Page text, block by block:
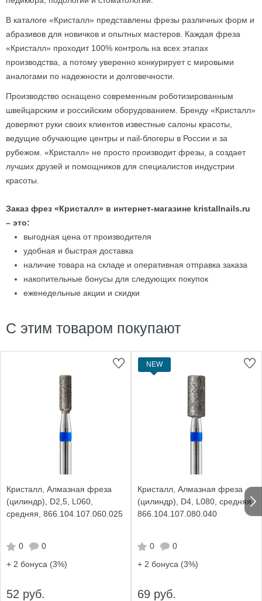
В каталоге «Кристалл» представлены фрезы различных форм и
абразивов для новичков и опытных мастеров. Каждая фреза
«Кристалл» проходит 100% контроль на всех этапах
производства, а потому уверенно конкурирует с мировыми
аналогами по надежности и долговечности.
Производство оснащено современным роботизированным
швейцарским и российским оборудованием. Бренду «Кристалл»
доверяют руки своих клиентов известные салоны красоты,
ведущие обучающие центры и nail-блогеры в России и за
рубежом. «Кристалл» не просто производит фрезы, а создает
лучших друзей и помощников для специалистов индустрии
красоты.
Заказ фрез «Кристалл» в интернет-магазине kristallnails.ru
– это:
выгодная цена от производителя
удобная и быстрая доставка
наличие товара на складе и оперативная отправка заказа
накопительные бонусы для следующих покупок
еженедельные акции и скидки
С этим товаром покупают
Кристалл, Алмазная фреза
(цилиндр), D2,5, L060,
средняя, 866.104.107.060.025
0
0
+ 2 бонуса (3%)
52 руб.
NEW
Кристалл, Алмазная фреза
(цилиндр), D4, L080, средняя,
866.104.107.080.040
0
0
+ 2 бонуса (3%)
69 руб.